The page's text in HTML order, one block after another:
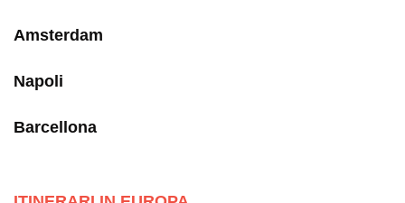
Amsterdam
Napoli
Barcellona